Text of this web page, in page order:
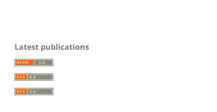
Latest publications